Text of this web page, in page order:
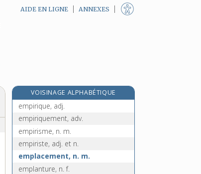
AIDE EN LIGNE ANNEXES
VOISINAGE ALPHABÉTIQUE
empirer, v. tr., intr. et pron.
empirique, adj.
empiriquement, adv.
empirisme, n. m.
empiriste, adj. et n.
emplacement, n. m.
emplanture, n. f.